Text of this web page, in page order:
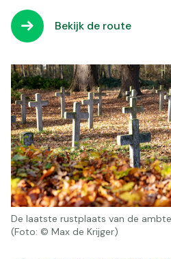
Bekijk de route
De laatste rustplaats van de
(Foto: © Max de Krijger)